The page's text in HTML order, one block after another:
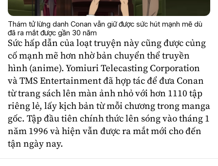
Thám tử lừng danh Conan vẫn giữ được sức hút mạnh mẽ dù
đã ra mắt được gần 30 năm
Sức hấp dẫn của loạt truyện này cũng được củng
cố mạnh mẽ hơn nhờ bản chuyển thể truyền
hình (anime). Yomiuri Telecasting Corporation
và TMS Entertainment đã hợp tác để đưa Conan
từ trang sách lên màn ảnh nhỏ với hơn 1110 tập
riêng lẻ, lấy kịch bản từ mỗi chương trong manga
gốc. Tập đầu tiên chính thức lên sóng vào tháng 1
năm 1996 và hiện vẫn được ra mắt mới cho đến
tận ngày nay.